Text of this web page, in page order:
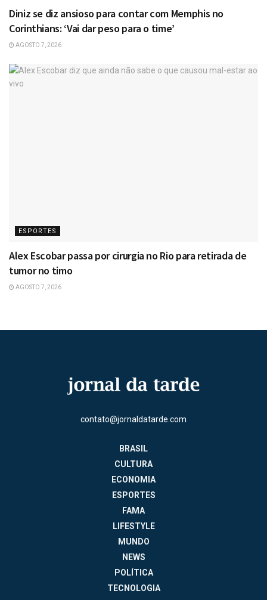
Diniz se diz ansioso para contar com Memphis no
Corinthians: ‘Vai dar peso para o time’
AGOSTO 7, 2026
ESPORTES
Alex Escobar passa por cirurgia no Rio para retirada de
tumor no timo
AGOSTO 7, 2026
contato@jornaldatarde.com
BRASIL
CULTURA
ECONOMIA
ESPORTES
FAMA
LIFESTYLE
MUNDO
NEWS
POLÍTICA
TECNOLOGIA